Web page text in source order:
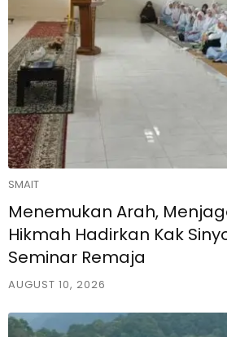
SMAIT
Menemukan Arah,
Hikmah Hadirkan Kak
Seminar Remaja
AUGUST 10, 2026